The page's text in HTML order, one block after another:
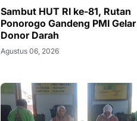
Sambut HUT RI ke-81, Rutan
Ponorogo Gandeng PMI
Donor Darah
Agustus 06, 2026